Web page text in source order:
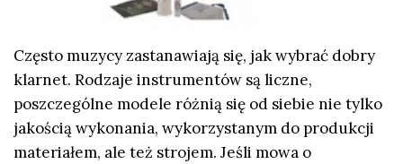
Często muzycy zastanawiają się, jak wybrać dobry
klarnet. Rodzaje instrumentów są liczne,
poszczególne modele różnią się od siebie nie tylko
jakością wykonania, wykorzystanym do produkcji
materiałem, ale też strojem. Jeśli mowa o